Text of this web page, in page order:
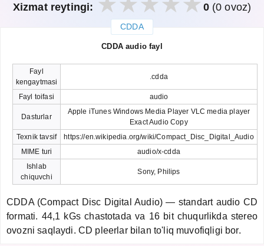
Xizmat reytingi: 0(0 ovoz)
CDDA
CDDA audio fayl
Fayl
kengaytmasi
.cdda
Fayl toifasi audio
Dasturlar
Apple iTunes Windows Media Player VLC media player
Exact Audio Copy
Texnik tavsif
https://en.wikipedia.org/wiki/Compact_Disc_Digital_Audio
MIME turi
audio/x-cdda
Ishlab
chiquvchi
Sony, Philips
CDDA (Compact Disc Digital Audio) — standart audio CD
formati. 44,1 kGs chastotada va 16 bit chuqurlikda stereo
ovozni saqlaydi. CD pleerlar bilan to'liq muvofiqligi bor.